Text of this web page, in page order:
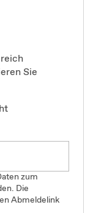
Sie
zum
Die
Abmeldelink